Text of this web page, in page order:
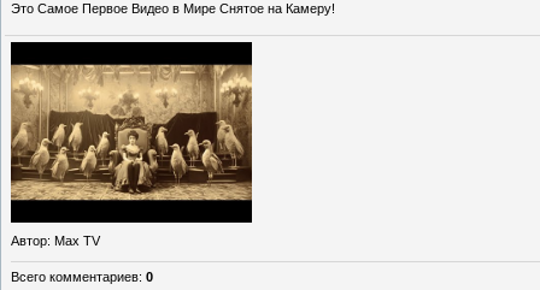
Это Самое Первое Видео в Мире Снятое на Камеру!
Автор: Max TV
Всего комментариев: 0